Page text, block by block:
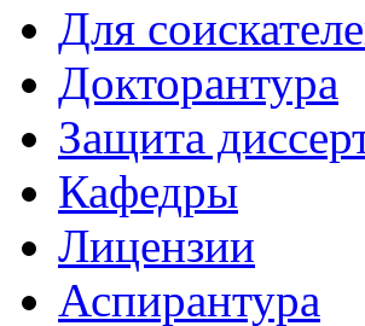
Для
Докторантура
Защита
Кафедры
Лицензии
Аспирантура